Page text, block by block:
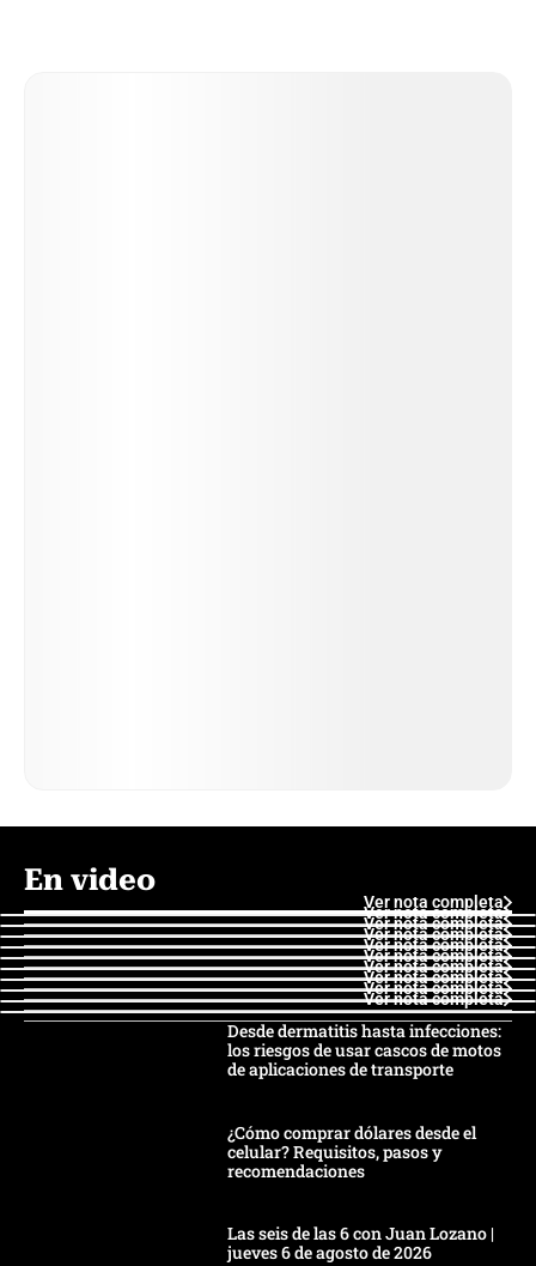
En video
Ver nota completa
Ver nota completa
Ver nota completa
Ver nota completa
Ver nota completa
Ver nota completa
Ver nota completa
Ver nota completa
Ver nota completa
Ver nota completa
Desde dermatitis hasta infecciones:
los riesgos de usar cascos de motos
de aplicaciones de transporte
¿Cómo comprar dólares desde el
celular? Requisitos, pasos y
recomendaciones
Las seis de las 6 con Juan Lozano |
jueves 6 de agosto de 2026